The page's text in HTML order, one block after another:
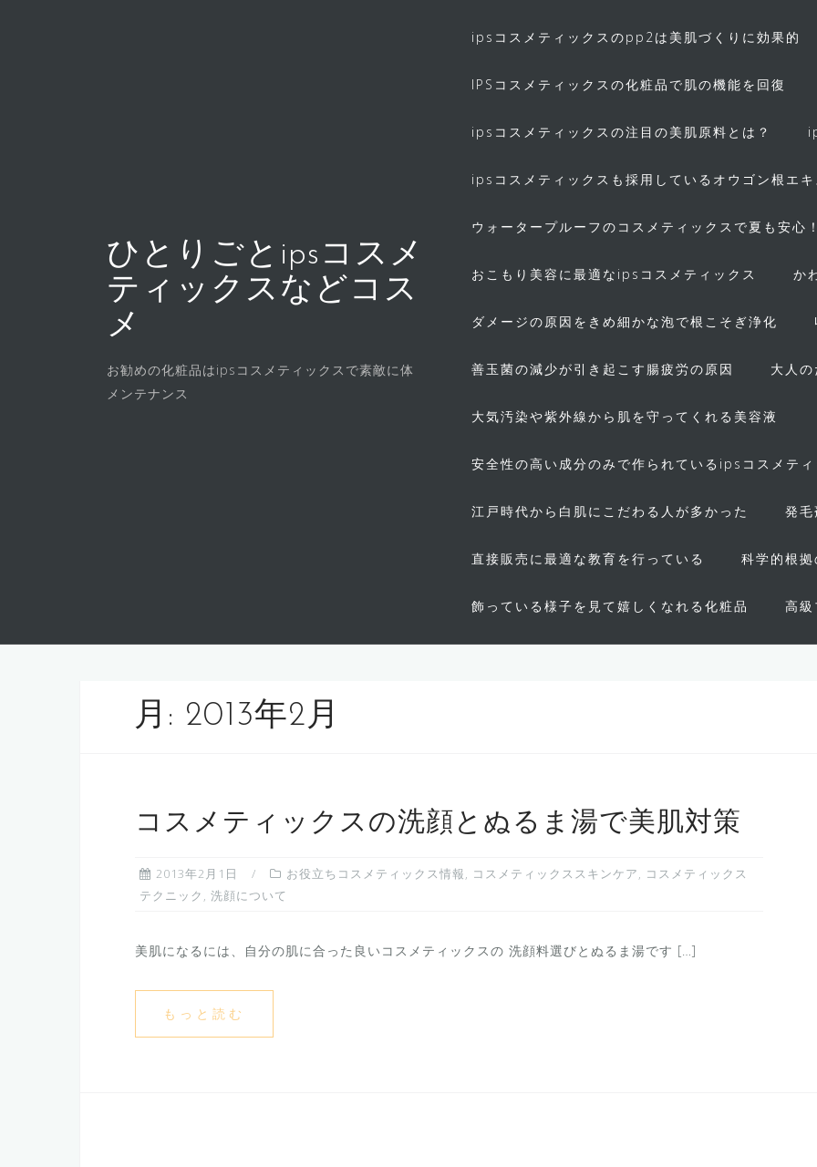
ひとりごとipsコスメ
ティックスなどコス
メ
お勧めの化粧品はipsコスメティックスで素敵に体
メンテナンス
ipsコスメティックスのpp2は美肌づくりに効果的
IPSコスメティックスの化粧品で肌の機能を回復
ipsコスメティックスの注目の美肌原料とは？
ipsコスメティックスも採用しているオウゴン根エ
ウォータープルーフのコスメティックスで夏も安心！
おこもり美容に最適なipsコスメティックス か
ダメージの原因をきめ細かな泡で根こそぎ浄化
善玉菌の減少が引き起こす腸疲労の原因 大人
大気汚染や紫外線から肌を守ってくれる美容液
安全性の高い成分のみで作られているipsコスメテ
江戸時代から白肌にこだわる人が多かった 発
直接販売に最適な教育を行っている 科学的根
飾っている様子を見て嬉しくなれる化粧品 高級
月: 2013年2月
コスメティックスの洗顔とぬるま湯で美肌対策
2013年2月1日 お役立ちコスメティックス情報, コスメティックススキンケア, コスメティックス
テクニック , 洗顔について
美肌になるには、自分の肌に合った良いコスメティックスの 洗顔料選びとぬるま湯です […]
もっと読む